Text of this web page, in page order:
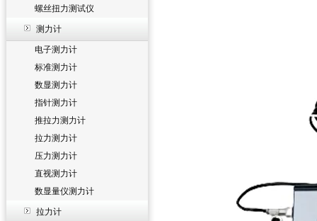
螺丝扭力测试仪
测力计
电子测力计
标准测力计
数显测力计
指针测力计
推拉力测力计
拉力测力计
压力测力计
直视测力计
数显量仪测力计
拉力计